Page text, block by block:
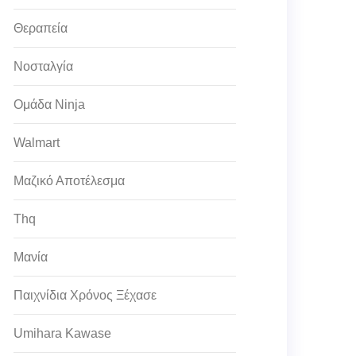
Θεραπεία
Νοσταλγία
Ομάδα Ninja
Walmart
Μαζικό Αποτέλεσμα
Thq
Μανία
Παιχνίδια Χρόνος Ξέχασε
Umihara Kawase